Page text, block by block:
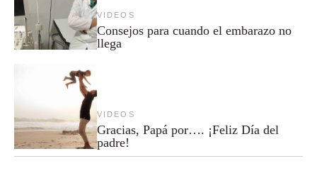
VIDEOS
Consejos para cuando el embarazo no
llega
VIDEOS
Gracias, Papá por…. ¡Feliz Día del
padre!